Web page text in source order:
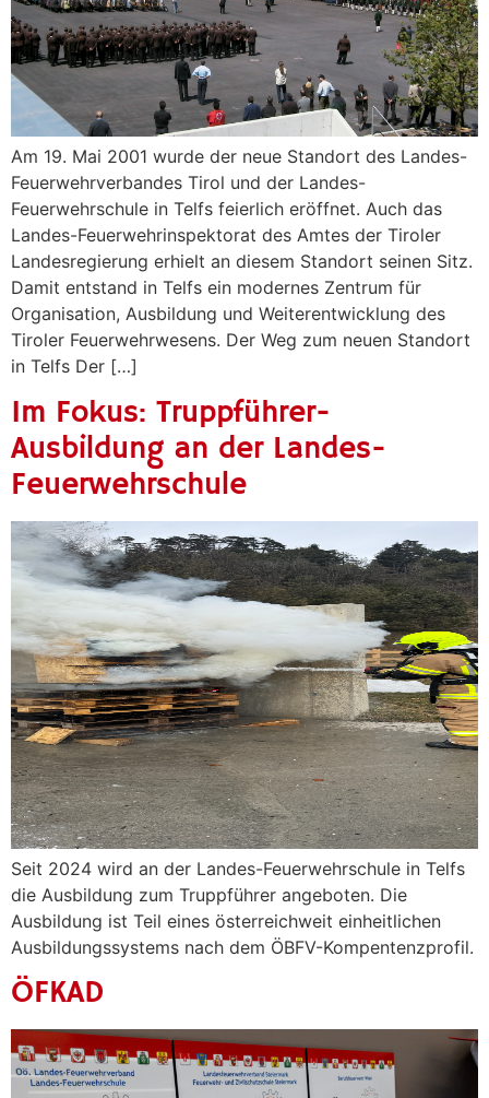
Am 19. Mai 2001 wurde der neue Standort des Landes-
Feuerwehrverbandes Tirol und der Landes-
Feuerwehrschule in Telfs feierlich eröffnet. Auch das
Landes-Feuerwehrinspektorat des Amtes der Tiroler
Landesregierung erhielt an diesem Standort seinen Sitz.
Damit entstand in Telfs ein modernes Zentrum für
Organisation, Ausbildung und Weiterentwicklung des
Tiroler Feuerwehrwesens. Der Weg zum neuen Standort
in Telfs Der […]
Im Fokus: Truppführer-
Ausbildung an der Landes-
Feuerwehrschule
Seit 2024 wird an der Landes-Feuerwehrschule in Telfs
die Ausbildung zum Truppführer angeboten. Die
Ausbildung ist Teil eines österreichweit einheitlichen
Ausbildungssystems nach dem ÖBFV-Kompentenzprofil.
ÖFKAD